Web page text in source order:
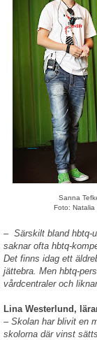
Sanna
Foto: Natalia
– Särskilt bland hbtq-
saknar ofta hbtq-
Det finns idag ett
jättebra. Men hbtq-
vårdcentraler och
Lina Westerlund,
– Skolan har blivit en
skolorna där vinst